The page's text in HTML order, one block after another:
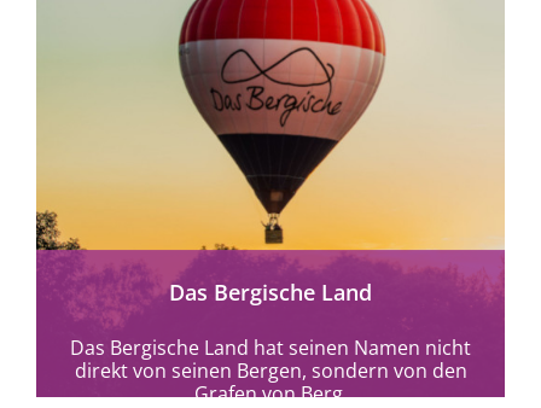
mehr erfahren
Das Bergische Land
Das Bergische Land hat seinen Namen nicht
direkt von seinen Bergen, sondern von den
Grafen von Berg.